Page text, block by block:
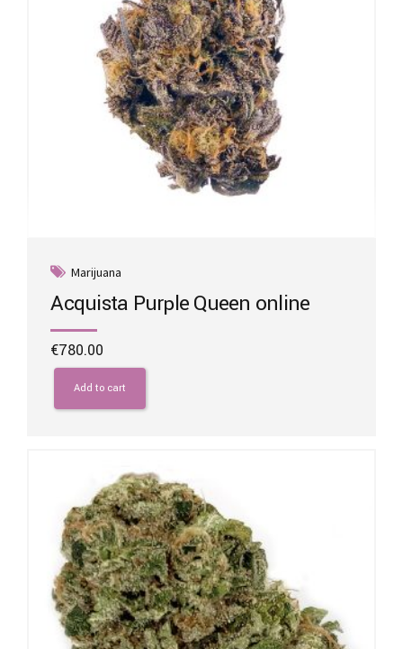
Marijuana
Acquista Purple Queen online
€780.00
Add to cart